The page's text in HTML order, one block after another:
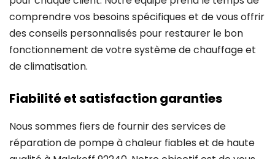
comprendre vos besoins spécifiques et de vous offrir
des conseils personnalisés pour restaurer le bon
fonctionnement de votre système de chauffage et
de climatisation.
Fiabilité et satisfaction garanties
Nous sommes fiers de fournir des services de
réparation de pompe à chaleur fiables et de haute